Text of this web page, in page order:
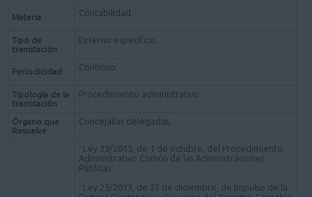
Materia Contabilidad.
Tipo de
tramitación
Externo específico.
Periodicidad Continuo.
Tipología de la
tramitación
Procedimiento administrativo.
Órgano que
Resuelve
Concejalías delegadas.
· Ley 39/2015, de 1 de octubre, del Procedimiento
Administrativo Común de las Administraciones
Públicas.
· Ley 25/2013, de 27 de diciembre, de Impulso de la